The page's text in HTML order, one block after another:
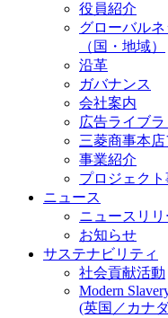
役員紹介
グローバル
（国・地域）
沿革
ガバナンス
会社案内
広告ライブラ
三菱商事本
事業紹介
プロジェクト
ニュース
ニュースリリ
お知らせ
サステナビリティ
社会貢献活動
Modern
(英国／カナ